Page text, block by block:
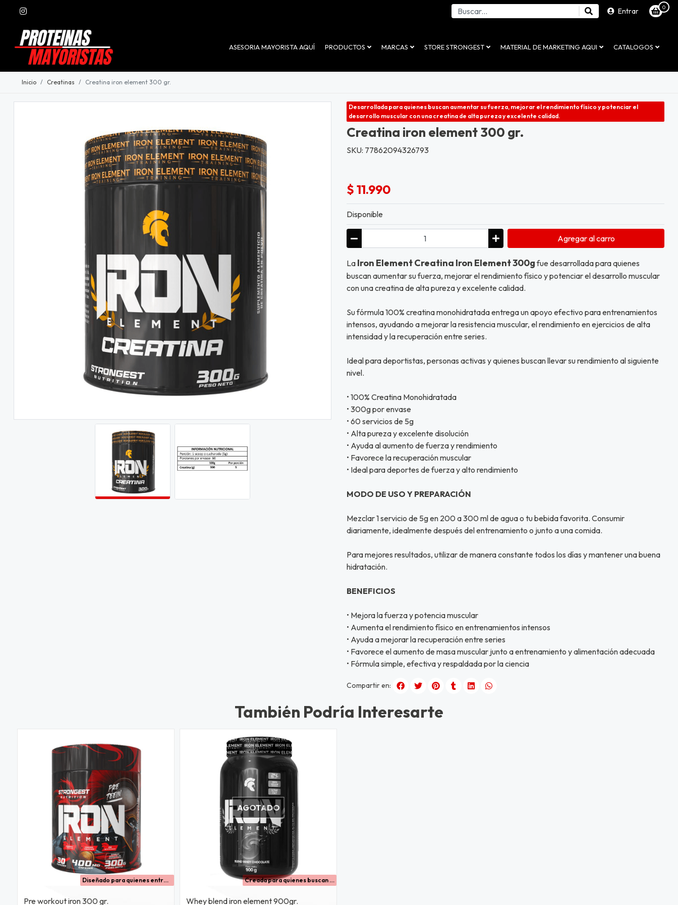
Entrar 0
ASESORIA MAYORISTA AQUÍ PRODUCTOS MARCAS STORE STRONGEST MATERIAL DE MARKETING AQUI CATALOGOS
Inicio Creatinas Creatina iron element 300 gr.
Desarrollada para quienes buscan aumentar su fuerza, mejorar el rendimiento físico y potenciar el
desarrollo muscular con una creatina de alta pureza y excelente calidad.
Creatina iron element 300 gr.
SKU: 77862094326793
$ 11.990
Disponible
Agregaral carro
La Iron Element Creatina Iron Element 300gfue desarrollada para quienes
buscan aumentar su fuerza, mejorar el rendimiento físico y potenciar el desarrollo muscular
con una creatina de alta pureza y excelente calidad.
Su fórmula 100% creatina monohidratada entrega un apoyo efectivo para entrenamientos
intensos, ayudando a mejorar la resistencia muscular, el rendimiento en ejercicios de alta
intensidad y la recuperación entre series.
Ideal para deportistas, personas activas y quienes buscan llevar su rendimiento al siguiente
nivel.
• 100% Creatina Monohidratada
• 300g por envase
• 60 servicios de 5g
• Alta pureza y excelente disolución
• Ayuda al aumento de fuerza y rendimiento
• Favorece la recuperación muscular
• Ideal para deportes de fuerza y alto rendimiento
MODO DE USO Y PREPARACIÓN
Mezclar 1 servicio de 5g en 200 a 300 ml de agua o tu bebida favorita. Consumir
diariamente, idealmente después del entrenamiento o junto a una comida.
Para mejores resultados, utilizar de manera constante todos los días y mantener una buena
hidratación.
BENEFICIOS
• Mejora la fuerza y potencia muscular
• Aumenta el rendimiento físico en entrenamientos intensos
• Ayuda a mejorar la recuperación entre series
• Favorece el aumento de masa muscular junto a entrenamiento y alimentación adecuada
• Fórmula simple, efectiva y respaldada por la ciencia
Compartir en:
También Podría Interesarte
Diseñado para quienes entrenan al máximo y buscan más energía, enfoque y rendimiento en cada sesión.
Pre workout iron 300 gr.
AGOTADO
Creada para quienes buscan una proteína deliciosa, práctica y efectiva - fórmula zero azúcar permite disfrutar un excelente sabor sin azúcares añadidos
Whey blend iron element 900gr.